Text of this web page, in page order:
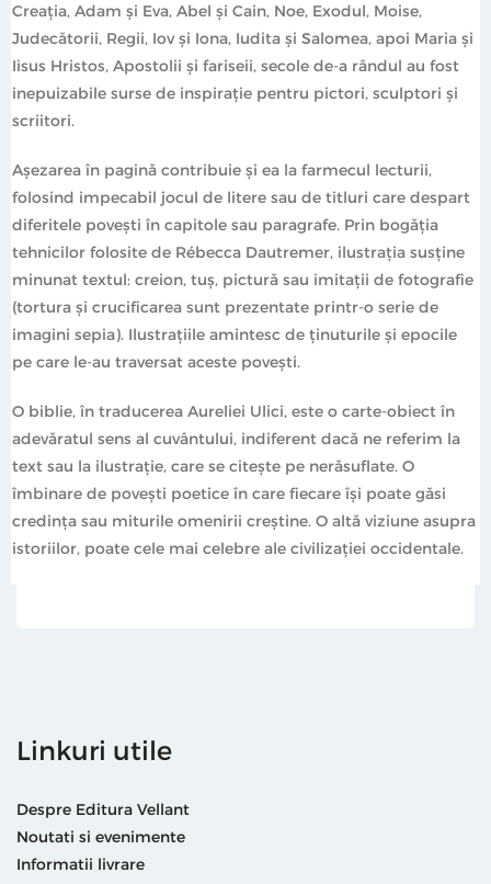
Creația, Adam și Eva, Abel și Cain, Noe, Exodul, Moise,
Judecătorii, Regii, Iov și Iona, Iudita și Salomea, apoi Maria și
Iisus Hristos, Apostolii și fariseii, secole de-a rândul au fost
inepuizabile surse de inspirație pentru pictori, sculptori și
scriitori.
Așezarea în pagină contribuie și ea la farmecul lecturii,
folosind impecabil jocul de litere sau de titluri care despart
diferitele povești în capitole sau paragrafe. Prin bogăția
tehnicilor folosite de Rébecca Dautremer, ilustrația susține
minunat textul: creion, tuș, pictură sau imitații de fotografie
(tortura și crucificarea sunt prezentate printr-o serie de
imagini sepia). Ilustrațiile amintesc de ținuturile și epocile
pe care le-au traversat aceste povești.
O biblie, în traducerea Aureliei Ulici, este o carte-obiect în
adevăratul sens al cuvântului, indiferent dacă ne referim la
text sau la ilustrație, care se citește pe nerăsuflate. O
îmbinare de povești poetice în care fiecare își poate găsi
credința sau miturile omenirii creștine. O altă viziune asupra
istoriilor, poate cele mai celebre ale civilizației occidentale.
Linkuri utile
Despre Editura Vellant
Noutati si evenimente
Informatii livrare